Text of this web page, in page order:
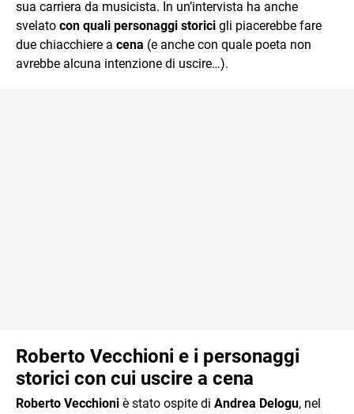
sua carriera da musicista. In un’intervista ha anche
svelato con quali personaggi storici gli piacerebbe fare
due chiacchiere a cena (e anche con quale poeta non
avrebbe alcuna intenzione di uscire…).
Roberto Vecchioni e i personaggi
storici con cui uscire a cena
Roberto Vecchioni è stato ospite di Andrea Delogu, nel